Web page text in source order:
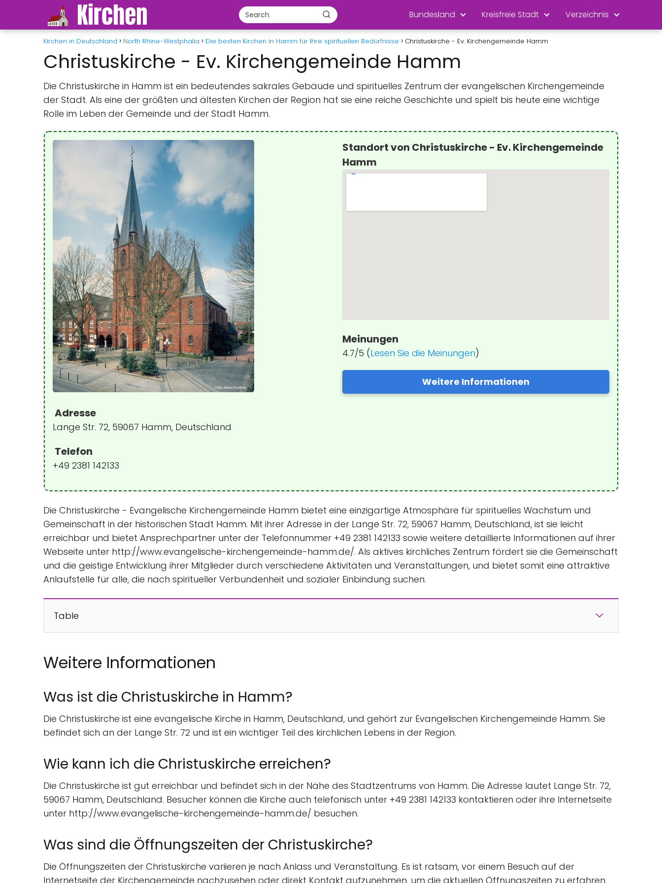
Bundesland Kreisfreie Stadt Verzeichnis
Kirchen in Deutschland North Rhine-Westphalia Die besten Kirchen in Hamm für Ihre spirituellen Bedürfnisse Christuskirche - Ev. Kirchengemeinde Hamm
Christuskirche - Ev. Kirchengemeinde Hamm
Die Christuskirche in Hamm ist ein bedeutendes sakrales Gebäude und spirituelles Zentrum der evangelischen Kirchengemeinde
der Stadt. Als eine der größten und ältesten Kirchen der Region hat sie eine reiche Geschichte und spielt bis heute eine wichtige
Rolle im Leben der Gemeinde und der Stadt Hamm.
Adresse
Lange Str. 72, 59067 Hamm, Deutschland
Telefon
+49 2381 142133
Standort von Christuskirche - Ev. Kirchengemeinde
Hamm
Meinungen
4.7/5 (Lesen Sie die Meinungen)
Weitere Informationen
Die Christuskirche - Evangelische Kirchengemeinde Hamm bietet eine einzigartige Atmosphäre für spirituelles Wachstum und
Gemeinschaft in der historischen Stadt Hamm. Mit ihrer Adresse in der Lange Str. 72, 59067 Hamm, Deutschland, ist sie leicht
erreichbar und bietet Ansprechpartner unter der Telefonnummer +49 2381 142133 sowie weitere detaillierte Informationen auf ihrer
Webseite unter http://www.evangelische-kirchengemeinde-hamm.de/. Als aktives kirchliches Zentrum fördert sie die Gemeinschaft
und die geistige Entwicklung ihrer Mitglieder durch verschiedene Aktivitäten und Veranstaltungen, und bietet somit eine attraktive
Anlaufstelle für alle, die nach spiritueller Verbundenheit und sozialer Einbindung suchen.
Table
Weitere Informationen
Was ist die Christuskirche in Hamm?
Die Christuskirche ist eine evangelische Kirche in Hamm, Deutschland, und gehört zur Evangelischen Kirchengemeinde Hamm. Sie
befindet sich an der Lange Str. 72 und ist ein wichtiger Teil des kirchlichen Lebens in der Region.
Wie kann ich die Christuskirche erreichen?
Die Christuskirche ist gut erreichbar und befindet sich in der Nähe des Stadtzentrums von Hamm. Die Adresse lautet Lange Str. 72,
59067 Hamm, Deutschland. Besucher können die Kirche auch telefonisch unter +49 2381 142133 kontaktieren oder ihre Internetseite
unter http://www.evangelische-kirchengemeinde-hamm.de/ besuchen.
Was sind die Öffnungszeiten der Christuskirche?
Die Öffnungszeiten der Christuskirche variieren je nach Anlass und Veranstaltung. Es ist ratsam, vor einem Besuch auf der
Internetseite der Kirchengemeinde nachzusehen oder direkt Kontakt aufzunehmen, um die aktuellen Öffnungszeiten zu erfahren.